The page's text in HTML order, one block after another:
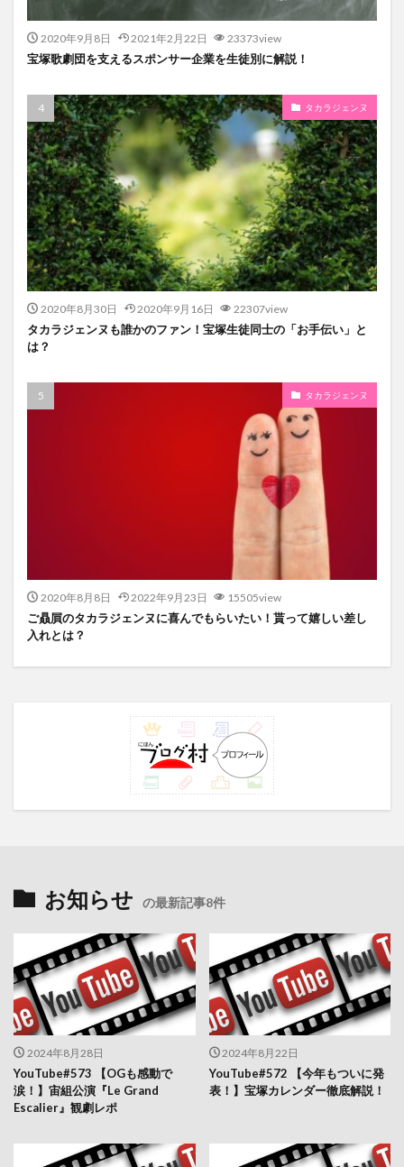
2020年9月8日 2021年2月22日 23373view
宝塚歌劇団を支えるスポンサー企業を生徒別に解説！
タカラジェンヌ
2020年8月30日 2020年9月16日 22307view
タカラジェンヌも誰かのファン！宝塚生徒同士の「お手伝い」と
は？
タカラジェンヌ
2020年8月8日 2022年9月23日 15505view
ご贔屓のタカラジェンヌに喜んでもらいたい！貰って嬉しい差し
入れとは？
お知らせ の最新記事8件
2024年8月28日
YouTube#573 【OGも感動で
涙！】宙組公演『Le Grand
Escalier』観劇レポ
2024年8月22日
YouTube#572 【今年もついに発
表！】宝塚カレンダー徹底解説！